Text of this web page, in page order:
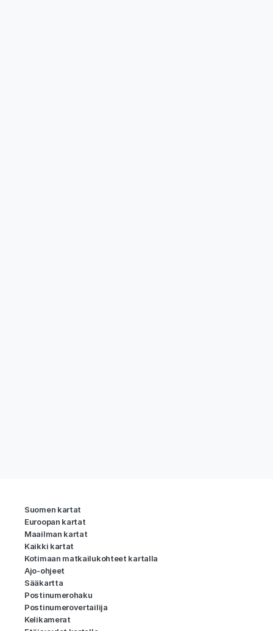
Suomen kartat
Euroopan kartat
Maailman kartat
Kaikki kartat
Kotimaan matkailukohteet kartalla
Ajo-ohjeet
Sääkartta
Postinumerohaku
Postinumerovertailija
Kelikamerat